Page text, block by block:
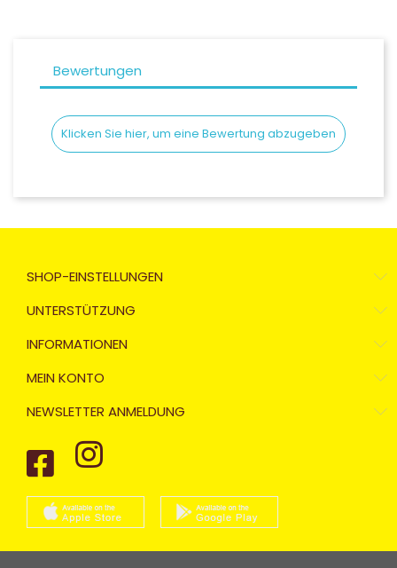
Bewertungen
Klicken Sie hier, um eine Bewertung abzugeben
SHOP-EINSTELLUNGEN
UNTERSTÜTZUNG
INFORMATIONEN
MEIN KONTO
NEWSLETTER ANMELDUNG